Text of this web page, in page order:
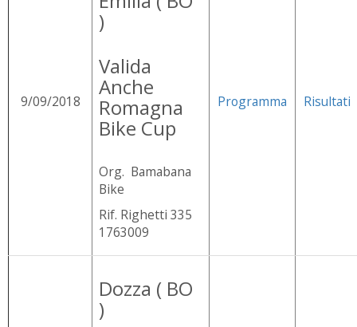
9/09/2018
)
Valida
Anche
Romagna
Bike Cup
Org. Bamabana
Bike
Rif. Righetti 335
1763009
Programma Risultati
Dozza ( BO
)